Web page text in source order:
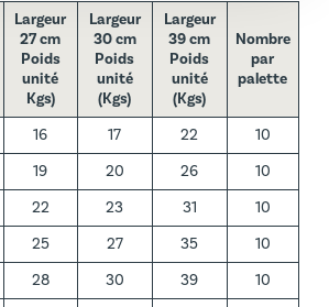
Largeur
27 cm
Poids
unité
Kgs)
Largeur
30 cm
Poids
unité
(Kgs)
Largeur
39 cm
Poids
unité
(Kgs)
Nombre
par
palette
16 17 22
10
19 20 26
10
22 23 31
10
25 27 35
10
28 30 39
10